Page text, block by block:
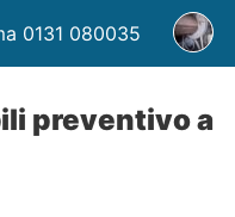
0131 080035
preventivo a